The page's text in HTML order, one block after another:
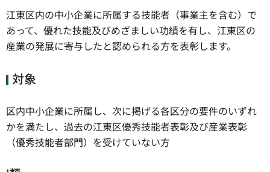
江東区内の中小企業に所属する技能者（事業主を含む）で
あって、優れた技能及びめざましい功績を有し、江東区の
産業の発展に寄与したと認められる方を表彰します。
対象
区内中小企業に所属し、次に掲げる各区分の要件のいずれ
かを満たし、過去の江東区優秀技能者表彰及び産業表彰
（優秀技能者部門）を受けていない方